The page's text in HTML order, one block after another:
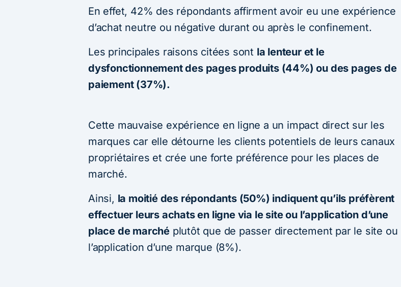
En effet, 42% des répondants affirment avoir eu une expérience
d’achat neutre ou négative durant ou après le confinement.
Les principales raisons citées sont la lenteur et le
dysfonctionnement des pages produits (44%) ou des pages de
paiement (37%).
Cette mauvaise expérience en ligne a un impact direct sur les
marques car elle détourne les clients potentiels de leurs canaux
propriétaires et crée une forte préférence pour les places de
marché.
Ainsi, la moitié des répondants (50%) indiquent qu’ils préfèrent
effectuer leurs achats en ligne via le site ou l’application d’une
place de marché plutôt que de passer directement par le site ou
l’application d’une marque (8%).